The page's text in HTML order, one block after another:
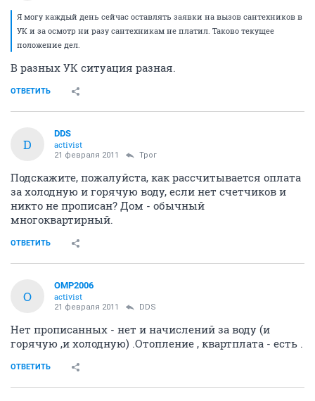
Я могу каждый день сейчас оставлять заявки на вызов сантехников в
УК и за осмотр ни разу сантехникам не платил. Таково текущее
положение дел.
В разных УК ситуация разная.
ОТВЕТИТЬ
D
DDS
activist
21 февраля 2011 Трог
Подскажите, пожалуйста, как рассчитывается оплата
за холодную и горячую воду, если нет счетчиков и
никто не прописан? Дом - обычный
многоквартирный.
ОТВЕТИТЬ
O
OMP2006
activist
21 февраля 2011 DDS
Нет прописанных - нет и начислений за воду (и
горячую ,и холодную) .Отопление , квартплата - есть .
ОТВЕТИТЬ